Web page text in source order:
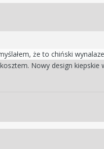
że to chiński
Nowy design kiepskie